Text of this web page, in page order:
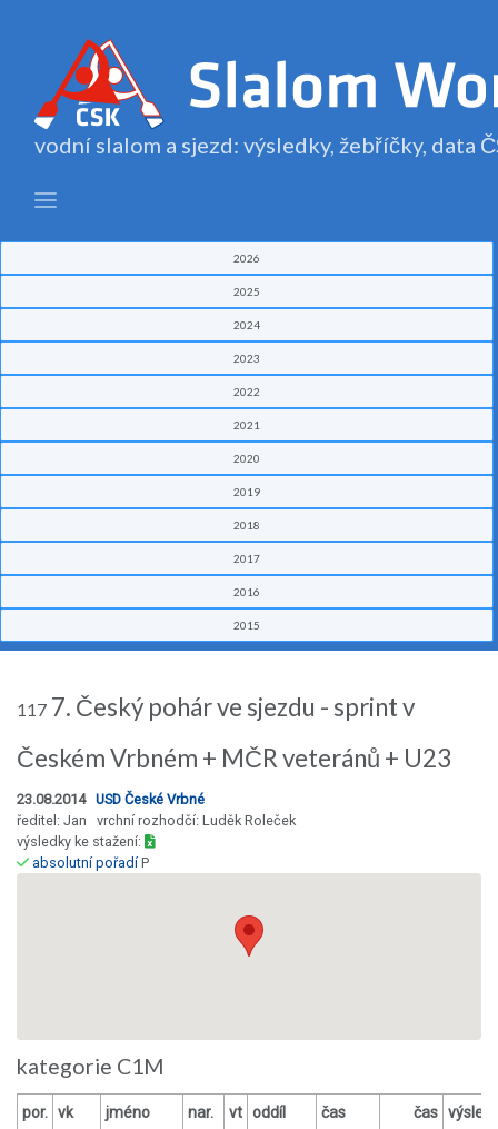
vodní slalom a sjezd: výsledky, žebříčky, data
2026
2025
2024
2023
2022
2021
2020
2019
2018
2017
2016
2015
117 7. Český pohár ve sjezdu - sprint v
Českém Vrbném + MČR veteránů + U23
23.08.2014 USD České Vrbné
ředitel: Jan vrchní rozhodčí: Luděk Roleček
výsledky ke stažení:
absolutní pořadíP
kategorie C1M
por. vk jméno nar. vt oddíl čas čas